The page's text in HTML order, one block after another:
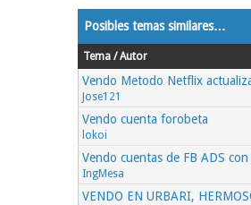
Posibles temas similares…
Tema / Autor
Vendo Metodo Netflix
Jose121
Vendo cuenta forobeta
lokoi
Vendo cuentas de FB ADS
IngMesa
VENDO EN URBARI,